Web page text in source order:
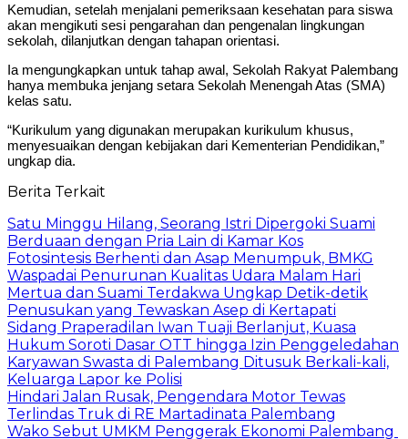
Kemudian, setelah menjalani pemeriksaan kesehatan para siswa
akan mengikuti sesi pengarahan dan pengenalan lingkungan
sekolah, dilanjutkan dengan tahapan orientasi.
Ia mengungkapkan untuk tahap awal, Sekolah Rakyat Palembang
hanya membuka jenjang setara Sekolah Menengah Atas (SMA)
kelas satu.
“Kurikulum yang digunakan merupakan kurikulum khusus,
menyesuaikan dengan kebijakan dari Kementerian Pendidikan,”
ungkap dia.
Berita Terkait
Satu Minggu Hilang, Seorang Istri Dipergoki Suami
Berduaan dengan Pria Lain di Kamar Kos
Fotosintesis Berhenti dan Asap Menumpuk, BMKG
Waspadai Penurunan Kualitas Udara Malam Hari
Mertua dan Suami Terdakwa Ungkap Detik-detik
Penusukan yang Tewaskan Asep di Kertapati
Sidang Praperadilan Iwan Tuaji Berlanjut, Kuasa
Hukum Soroti Dasar OTT hingga Izin Penggeledahan
Karyawan Swasta di Palembang Ditusuk Berkali-kali,
Keluarga Lapor ke Polisi
Hindari Jalan Rusak, Pengendara Motor Tewas
Terlindas Truk di RE Martadinata Palembang
Wako Sebut UMKM Penggerak Ekonomi Palembang